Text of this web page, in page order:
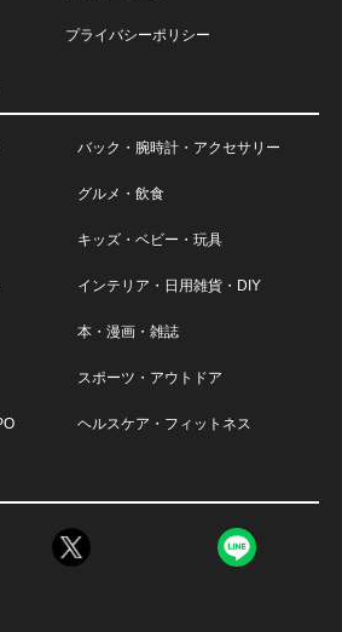
プライバシーポリシー
バック・腕時計・アクセサリー
グルメ・飲食
キッズ・ベビー・玩具
インテリア・日用雑貨・DIY
本・漫画・雑誌
スポーツ・アウトドア
ヘルスケア・フィットネス